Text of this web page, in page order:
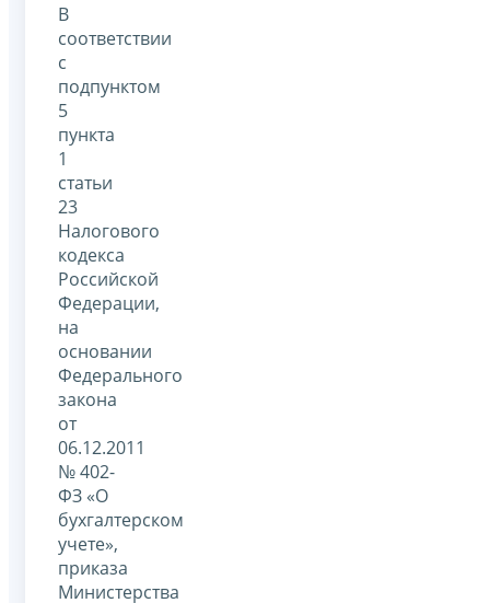
В
соответствии
с
подпунктом
5
пункта
1
статьи
23
Налогового
кодекса
Российской
Федерации,
на
основании
Федерального
закона
от
06.12.2011
№ 402-
ФЗ «О
бухгалтерском
учете»,
приказа
Министерства